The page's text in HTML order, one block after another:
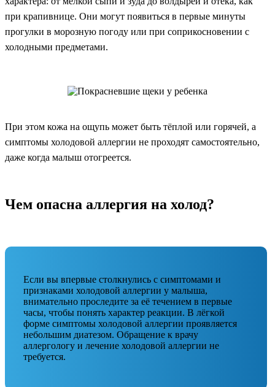
при крапивнице. Они могут появиться в первые минуты
прогулки в морозную погоду или при соприкосновении с
холодными предметами.
При этом кожа на ощупь может быть тёплой или горячей, а
симптомы холодовой аллергии не проходят самостоятельно,
даже когда малыш отогреется.
Чем опасна аллергия на холод?
Если вы впервые столкнулись с симптомами и
признаками холодовой аллергии у малыша,
внимательно проследите за её течением в первые
часы, чтобы понять характер реакции. В лёгкой
форме симптомы холодовой аллергии проявляется
небольшим диатезом. Обращение к врачу
аллергологу и лечение холодовой аллергии не
требуется.